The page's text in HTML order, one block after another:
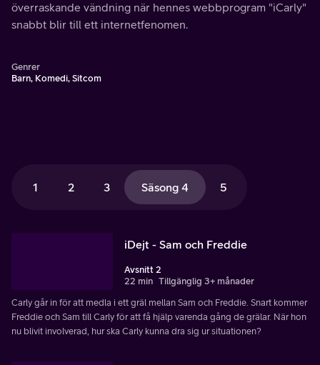
överraskande vändning när hennes webbprogram "iCarly"
snabbt blir till ett internetfenomen.
Genrer
Barn, Komedi, Sitcom
1 2 3 Säsong 4 5
iDejt - Sam och Freddie
Avsnitt 2
22 min Tillgänglig 3+ månader
Carly går in för att medla i ett gräl mellan Sam och Freddie. Snart kommer
Freddie och Sam till Carly för att få hjälp varenda gång de grälar. När hon
nu blivit involverad, hur ska Carly kunna dra sig ur situationen?